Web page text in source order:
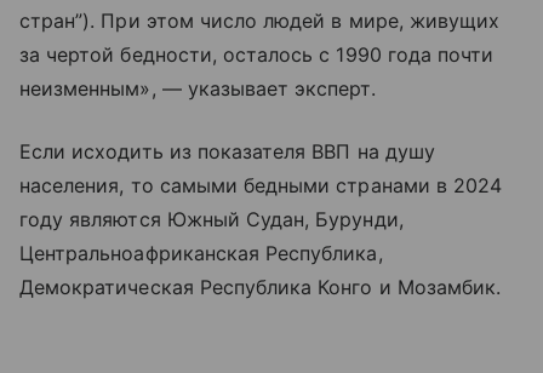
стран”). При этом число людей в мире, живущих
за чертой бедности, осталось с 1990 года почти
неизменным», — указывает эксперт.
Если исходить из показателя ВВП на душу
населения, то самыми бедными странами в 2024
году являются Южный Судан, Бурунди,
Центральноафриканская Республика,
Демократическая Республика Конго и Мозамбик.